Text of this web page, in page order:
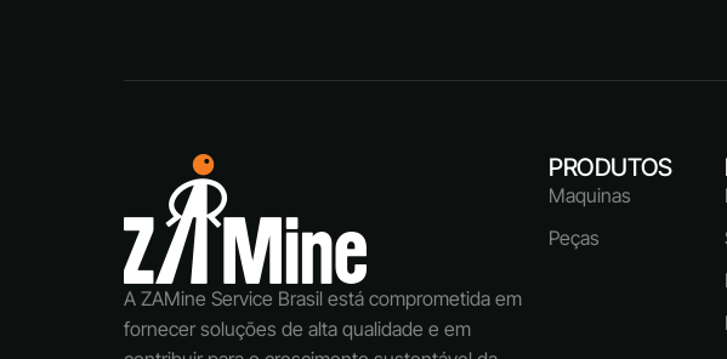
A ZAMine Service Brasil está comprometida em
fornecer soluções de alta qualidade e em
PRODUTOS
Maquinas
Peças